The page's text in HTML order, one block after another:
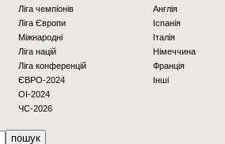
Ліга чемпіонів
Ліга Європи
Міжнародні
Ліга націй
Ліга конференцій
ЄВРО-2024
OI-2024
ЧС-2026
Англія
Іспанія
Італія
Німеччина
Франція
Інші